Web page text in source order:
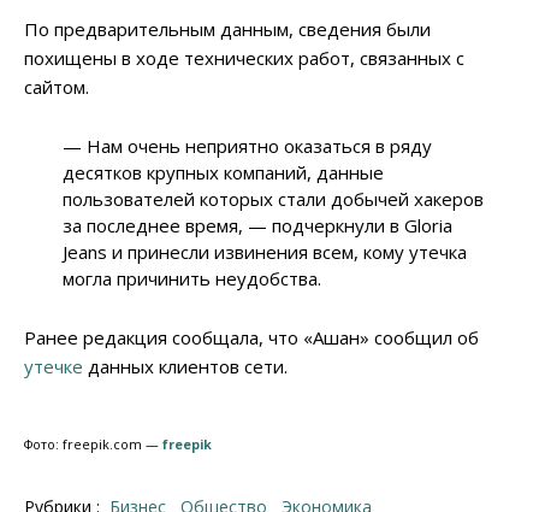
По предварительным данным, сведения были
похищены в ходе технических работ, связанных с
сайтом.
— Нам очень неприятно оказаться в ряду
десятков крупных компаний, данные
пользователей которых стали добычей хакеров
за последнее время, — подчеркнули в Gloria
Jeans и принесли извинения всем, кому утечка
могла причинить неудобства.
Ранее редакция сообщала, что «Ашан» сообщил об
утечке данных клиентов сети.
Фото: freepik.com — freepik
Рубрики : Бизнес Общество Экономика